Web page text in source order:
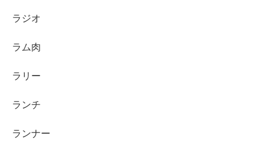
ラジオ
ラム肉
ラリー
ランチ
ランナー